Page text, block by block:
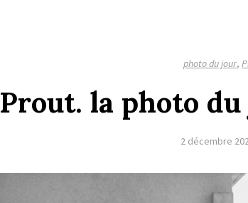
photo du jour,
Prout. la photo
2 décembre